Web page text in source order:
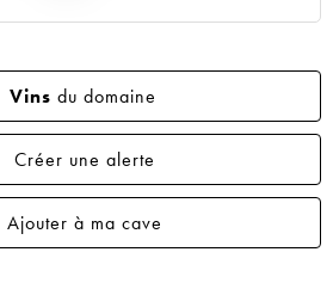
Vins du domaine
Créer une alerte
Ajouter à ma cave